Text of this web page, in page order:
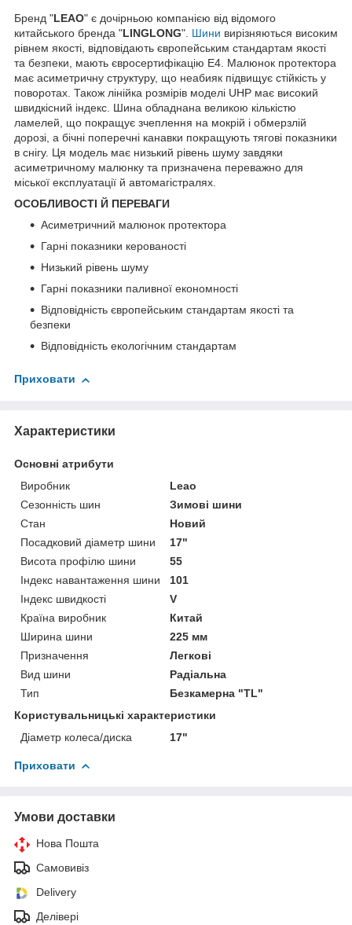
Бренд "LEAO" є дочірньою компанією від відомого
китайського бренда "LINGLONG". Шини вирізняються високим
рівнем якості, відповідають європейським стандартам якості
та безпеки, мають євросертифікацію E4. Малюнок протектора
має асиметричну структуру, що неабияк підвищує стійкість у
поворотах. Також лінійка розмірів моделі UHP має високий
швидкісний індекс. Шина обладнана великою кількістю
ламелей, що покращує зчеплення на мокрій і обмерзлій
дорозі, а бічні поперечні канавки покращують тягові показники
в снігу. Ця модель має низький рівень шуму завдяки
асиметричному малюнку та призначена переважно для
міської експлуатації й автомагістралях.
ОСОБЛИВОСТІ Й ПЕРЕВАГИ
Асиметричний малюнок протектора
Гарні показники керованості
Низький рівень шуму
Гарні показники паливної економності
Відповідність європейським стандартам якості та
безпеки
Відповідність екологічним стандартам
Приховати
Характеристики
Основні атрибути
Виробник
Leao
Сезонність шин
Зимові шини
Стан
Новий
Посадковий діаметр шини
17"
Висота профілю шини
55
Індекс навантаження шини
101
Індекс швидкості
V
Країна виробник
Китай
Ширина шини
225 мм
Призначення
Легкові
Вид шини
Радіальна
Тип
Безкамерна "TL"
Користувальницькі характеристики
Діаметр колеса/диска
17"
Приховати
Умови доставки
Нова Пошта
Самовивіз
Delivery
Делівері